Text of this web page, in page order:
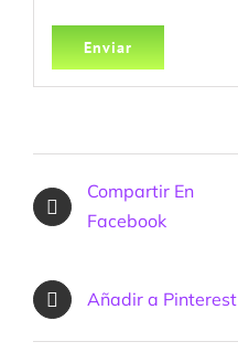
Compartir En
Facebook
Añadir a Pinterest